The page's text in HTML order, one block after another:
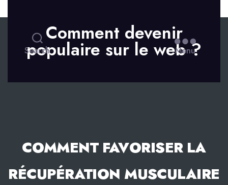
Search
Comment devenir
populaire sur le web ?
Menu
COMMENT FAVORISER LA
RÉCUPÉRATION MUSCULAIRE